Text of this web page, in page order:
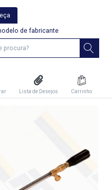
de fabricante
Lista de Desejos Carrinho